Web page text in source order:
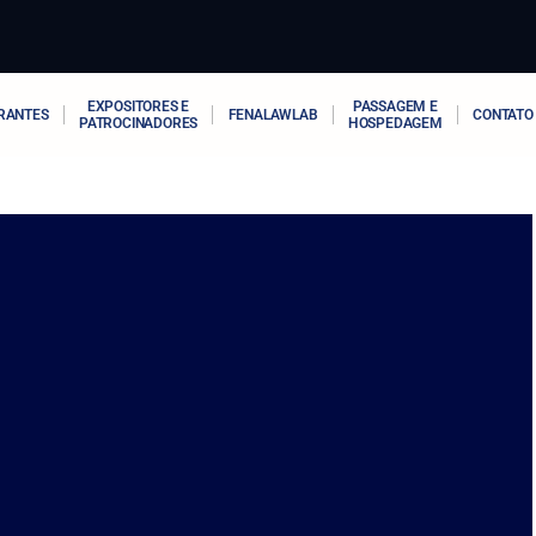
EXPOSITORES E
PATROCINADORES
FENALAWLAB
PASSAGEM E
HOSPEDAGEM
CONTATO